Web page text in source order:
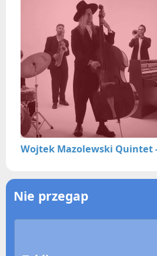
Nie przegap